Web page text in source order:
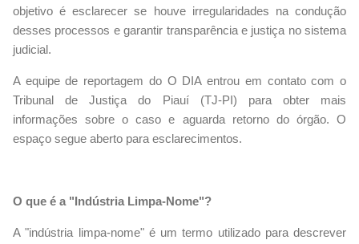
objetivo é esclarecer se houve irregularidades na condução
desses processos e garantir transparência e justiça no sistema
judicial.
A equipe de reportagem do O DIA entrou em contato com o
Tribunal de Justiça do Piauí (TJ-PI) para obter mais
informações sobre o caso e aguarda retorno do órgão. O
espaço segue aberto para esclarecimentos.
O que é a "Indústria Limpa-Nome"?
A "indústria limpa-nome" é um termo utilizado para descrever